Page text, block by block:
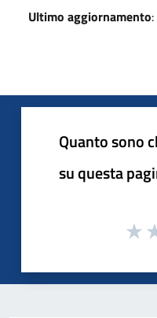
Ultimo aggiornamento
Quanto sono
su questa